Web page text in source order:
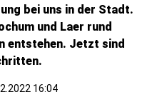
bei uns in der Stadt.
und Laer rund
entstehen. Jetzt sind
16:04